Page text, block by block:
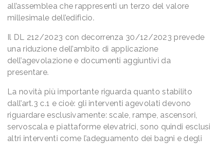
all’assemblea che rappresenti un terzo del valore
millesimale dell’edificio.
Il DL 212/2023 con decorrenza 30/12/2023 prevede
una riduzione dell’ambito di applicazione
dell’agevolazione e documenti aggiuntivi da
presentare.
La novità più importante riguarda quanto stabilito
dall’art.3 c.1 e cioè: gli interventi agevolati devono
riguardare esclusivamente: scale, rampe, ascensori,
servoscala e piattaforme elevatrici, sono quindi esclusi
altri interventi come l’adeguamento dei bagni e degli